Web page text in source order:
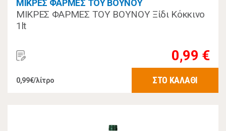
ΜΙΚΡΕΣ ΦΑΡΜΕΣ ΤΟΥ ΒΟΥΝΟΥ
ΜΙΚΡΕΣ ΦΑΡΜΕΣ ΤΟΥ ΒΟΥΝΟΥ Ξίδι Κόκκινο
1lt
0,99 €
0,99€/λίτρο ΣΤΟ ΚΑΛΑΘΙ